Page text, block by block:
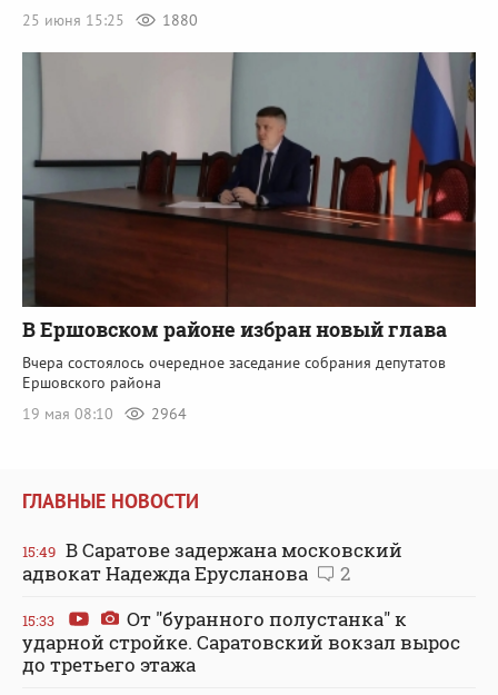
25 июня 15:25
1880
В Ершовском районе избран новый глава
Вчера состоялось очередное заседание собрания депутатов
Ершовского района
19 мая 08:10
2964
ГЛАВНЫЕ НОВОСТИ
15:49 В Саратове задержана московский
адвокат Надежда Ерусланова
2
15:33
От "буранного полустанка" к
ударной стройке. Саратовский вокзал вырос
до третьего этажа